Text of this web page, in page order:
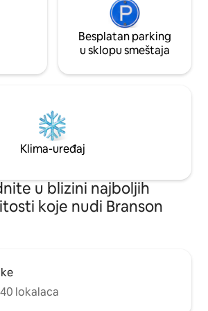
Besplatan parking
u sklopu smeštaja
Klima-uređaj
u blizini najboljih
koje nudi Branson
lokalaca